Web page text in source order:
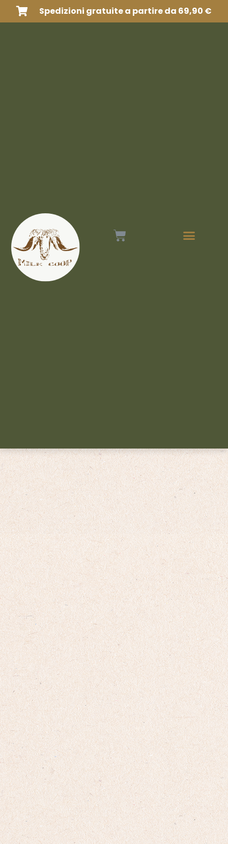
Spedizioni gratuite a partire da 69,90 €